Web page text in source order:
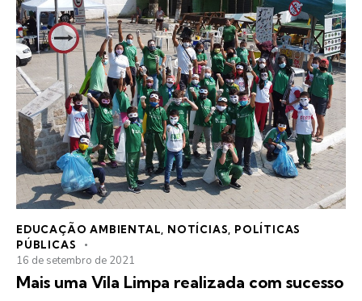
EDUCAÇÃO AMBIENTAL, NOTÍCIAS, POLÍTICAS
PÚBLICAS
16 de setembro de 2021
Mais uma Vila Limpa realizada com sucesso